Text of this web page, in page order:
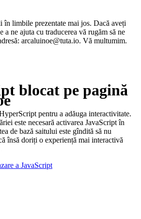
limbile prezentate mai jos. Dacă aveți
a ne ajuta cu traducerea vă rugăm să ne
arcaluinoe@tuta.io. Vă multumim.
blocat pe pagină
pentru a adăuga interactivitate.
este necesară activarea JavaScript în
de bază saitului este gîndită să nu
însă doriți o experiență mai interactivă
a JavaScript